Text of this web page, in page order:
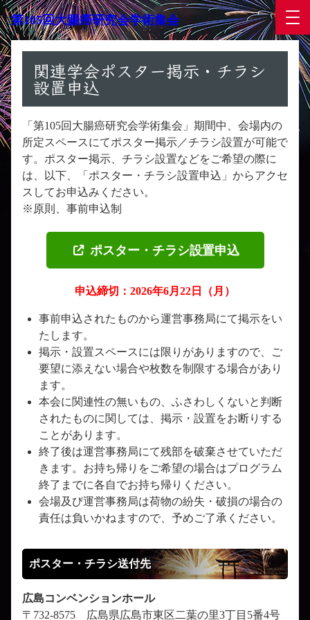
第105回大腸癌研究会学術集会
関連学会ポスター掲示・チラシ
設置申込
「第105回大腸癌研究会学術集会」期間中、会場内の
所定スペースにてポスター掲示／チラシ設置が可能で
す。ポスター掲示、チラシ設置などをご希望の際に
は、以下、「ポスター・チラシ設置申込」からアクセ
スしてお申込みください。
※原則、事前申込制
ポスター・チラシ設置申込
申込締切：2026年6月22日（月）
事前申込されたものから運営事務局にて掲示をい
たします。
掲示・設置スペースには限りがありますので、ご
要望に添えない場合や枚数を制限する場合があり
ます。
本会に関連性の無いもの、ふさわしくないと判断
されたものに関しては、掲示・設置をお断りする
ことがあります。
終了後は運営事務局にて残部を破棄させていただ
きます。お持ち帰りをご希望の場合はプログラム
終了までに各自でお持ち帰りください。
会場及び運営事務局は荷物の紛失・破損の場合の
責任は負いかねますので、予めご了承ください。
ポスター・チラシ送付先
広島コンベンションホール
〒732-8575 広島県広島市東区二葉の里3丁目5番4号